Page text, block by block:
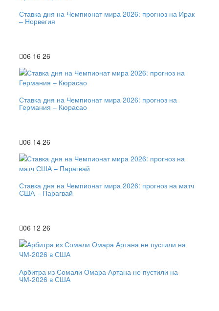
Ставка дня на Чемпионат мира 2026: прогноз на Ирак
– Норвегия
06 16 26
Ставка дня на Чемпионат мира 2026: прогноз на
Германия – Кюрасао
06 14 26
Ставка дня на Чемпионат мира 2026: прогноз на матч
США – Парагвай
06 12 26
Арбитра из Сомали Омара Артана не пустили на
ЧМ-2026 в США